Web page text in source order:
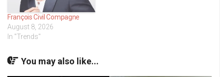
François Civil Compagne
August 8, 2026
In "Trends"
You may also like...